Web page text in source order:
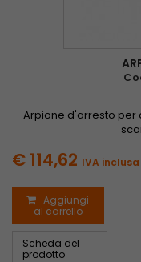
Arpione d'arresto per
€ 114,62 IVA inclusa
Aggiungi
al carrello
Scheda del
prodotto